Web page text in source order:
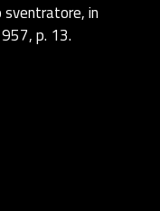
sventratore, in
p. 13.